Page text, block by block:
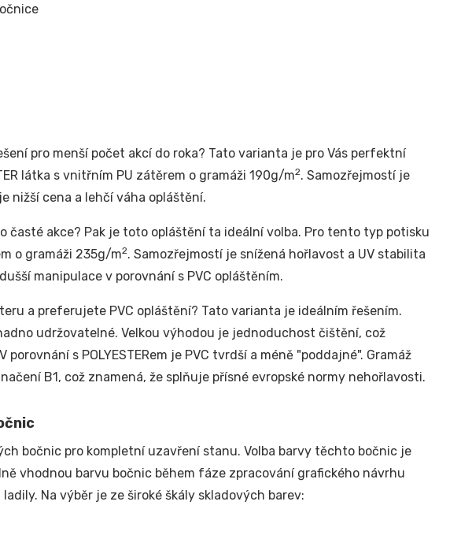
pro menší počet akcí do roka? Tato varianta je pro Vás perfektní
látka s vnitřním PU zátěrem o gramáži 190g/m2. Samozřejmostí je
nižší cena a lehčí váha opláštění.
časté akce? Pak je toto opláštění ta ideální volba. Pro tento typ potisku
o gramáži 235g/m2. Samozřejmostí je snížená hořlavost a UV stabilita
manipulace v porovnání s PVC opláštěním.
a preferujete PVC opláštění? Tato varianta je ideálním řešením.
udržovatelné. Velkou výhodou je jednoduchost čištění, což
s POLYESTERem je PVC tvrdší a méně "poddajné". Gramáž
B1, což znamená, že splňuje přísné evropské normy nehořlavosti.
bočnic pro kompletní uzavření stanu. Volba barvy těchto bočnic je
vhodnou barvu bočnic během fáze zpracování grafického návrhu
Na výběr je ze široké škály skladových barev: